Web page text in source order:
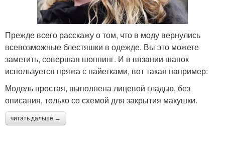
Прежде всего расскажу о том, что в моду вернулись
всевозможные блестяшки в одежде. Вы это можете
заметить, совершая шоппинг. И в вязании шапок
используется пряжа с пайетками, вот такая например:
Модель простая, выполнена лицевой гладью, без
описания, только со схемой для закрытия макушки.
читать дальше →